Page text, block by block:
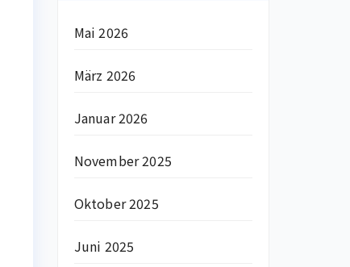
Mai 2026
März 2026
Januar 2026
November 2025
Oktober 2025
Juni 2025